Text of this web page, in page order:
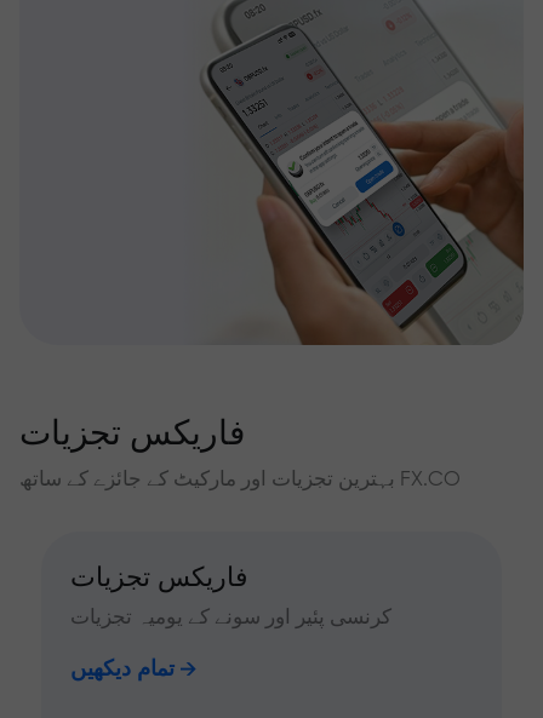
فاریکس تجزیات
بہترین تجزیات اور مارکیٹ کے جائزے کے ساتھ FX.CO
فاریکس تجزیات
کرنسی پئیر اور سونے کے یومیہ تجزیات
تمام دیکھیں